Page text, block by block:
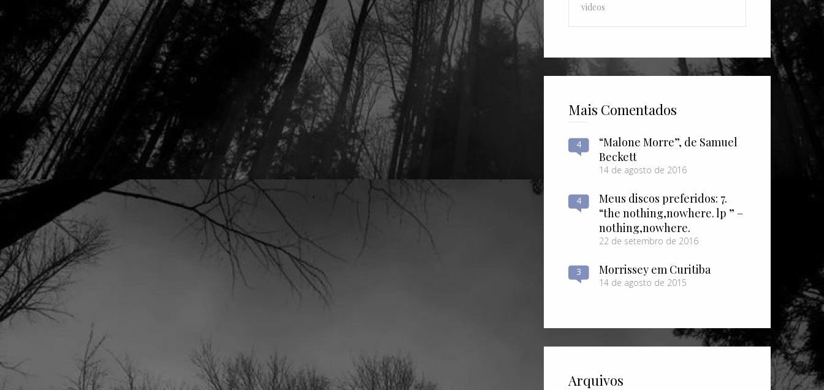
videos
Mais Comentados
4
“Malone Morre”, de Samuel
Beckett
14 de agosto de 2016
4
Meus discos preferidos: 7.
“the nothing​,​nowhere. lp ” –
nothing​,​nowhere.
22 de setembro de 2016
3 Morrissey em Curitiba
14 de agosto de 2015
Arquivos